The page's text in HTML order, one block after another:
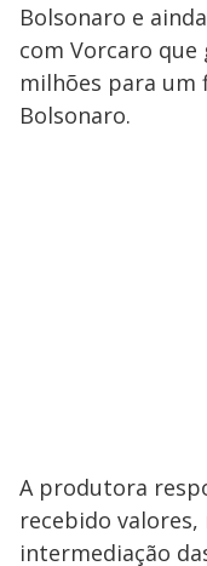
Bolsonaro e
com Vorcaro que
milhões para um
Bolsonaro.
A produtora
recebido
intermediação